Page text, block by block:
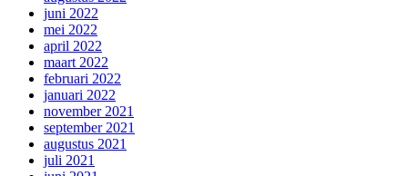
juni 2022
mei 2022
april 2022
maart 2022
februari 2022
januari 2022
november 2021
september 2021
augustus 2021
juli 2021